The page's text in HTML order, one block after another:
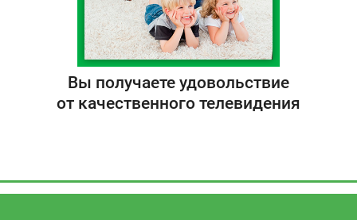
Вы получаете удовольствие
от качественного телевидения